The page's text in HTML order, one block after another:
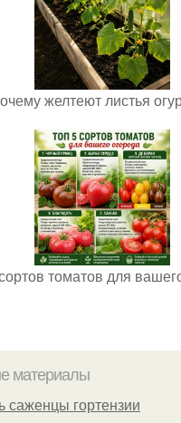
желтеют листья
томатов для
материалы
саженцы гортензии